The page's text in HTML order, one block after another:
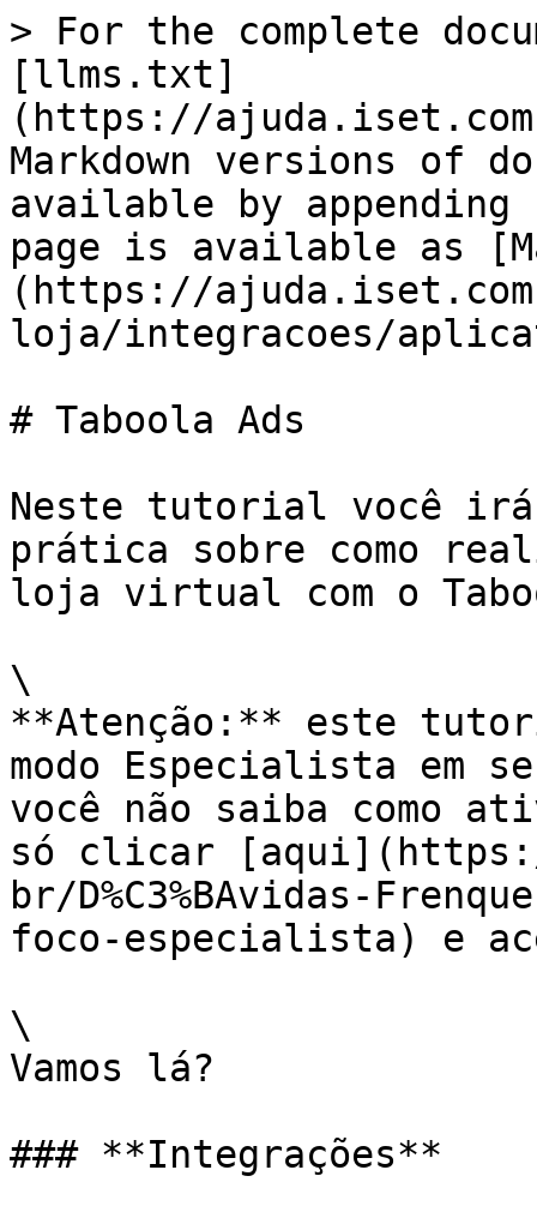
> For the complete
[llms.txt]
(https://
Markdown versions of
available by
page is available as
(https://
loja/integracoes/
# Taboola Ads
Neste tutorial você irá
prática sobre como
loja virtual com o
\
**Atenção:** este
modo Especialista em
você não saiba como
só clicar
br/D%C3%BAvidas-
foco-especialista) e
\
Vamos lá?
### **Integrações**